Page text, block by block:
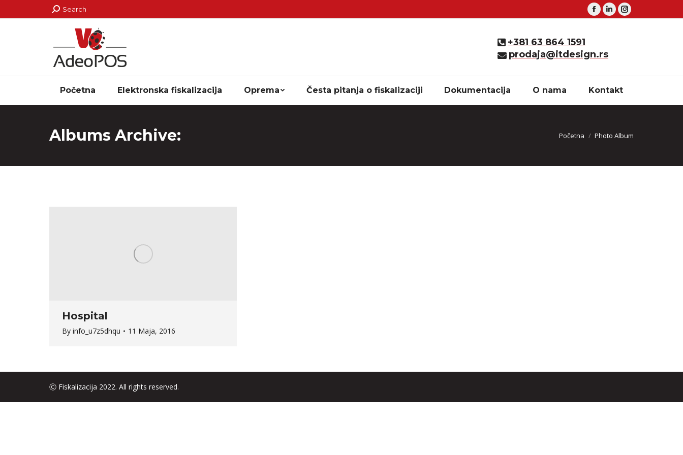
Search:
Search
Facebook
LinkedinInstagram
+381 63 864 1591
prodaja@itdesign.rs
Početna Elektronska fiskalizacija Oprema Česta pitanja o fiskalizaciji Dokumentacija O nama Kontakt
Albums Archive: You are here:
Početna Photo Album
Hospital
By info_u7z5dhqu 11 Maja, 2016
Ⓒ Fiskalizacija 2022. All rights reserved.